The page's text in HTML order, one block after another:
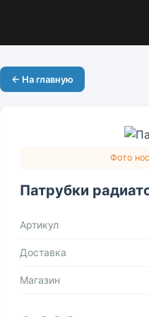
← На главную
Фото
Патрубки
Артикул
Доставка
Магазин